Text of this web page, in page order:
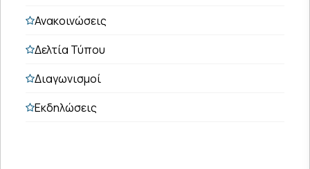
Ανακοινώσεις
Δελτία Τύπου
Διαγωνισμοί
Εκδηλώσεις